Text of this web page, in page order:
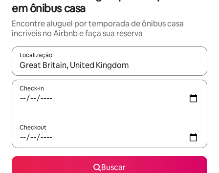
em ônibus casa
Encontre aluguel por temporada de ônibus casa
incríveis no Airbnb e faça sua reserva
Localização
Quando os resultados estiverem disponíveis, explore-os
Check-in
Checkout
Buscar